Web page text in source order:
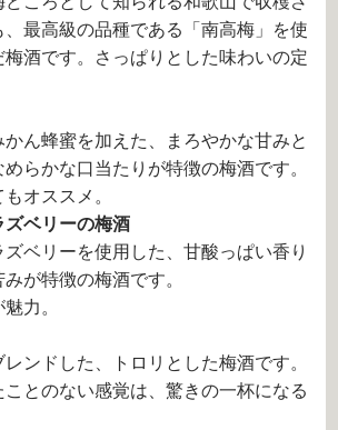
最高級の品種である「南高梅」を使
梅酒です。さっぱりとした味わいの定
ん蜂蜜を加えた、まろやかな甘みと
らかな口当たりが特徴の梅酒です。
オススメ。
ズベリーの梅酒
ズベリーを使用した、甘酸っぱい香り
が特徴の梅酒です。
力。
ンドした、トロリとした梅酒です。
とのない感覚は、驚きの一杯になる